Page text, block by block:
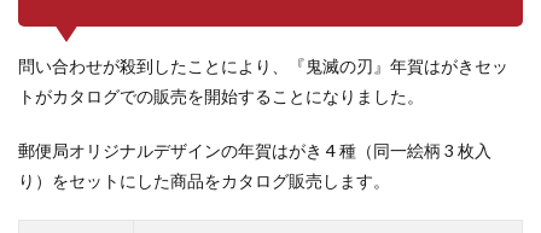
問い合わせが殺到したことにより、『鬼滅の刃』年賀はがきセッ
トがカタログでの販売を開始することになりました。
郵便局オリジナルデザインの年賀はがき 4 種（同一絵柄 3 枚入
り）をセットにした商品をカタログ販売します。